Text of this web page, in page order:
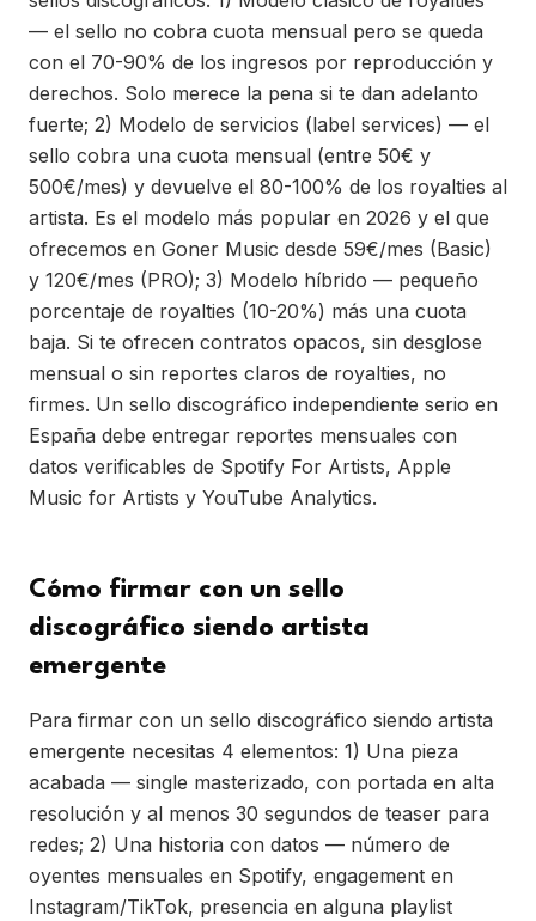
— el sello no cobra cuota mensual pero se queda
con el 70-90% de los ingresos por reproducción y
derechos. Solo merece la pena si te dan adelanto
fuerte; 2) Modelo de servicios (label services) — el
sello cobra una cuota mensual (entre 50€ y
500€/mes) y devuelve el 80-100% de los royalties al
artista. Es el modelo más popular en 2026 y el que
ofrecemos en Goner Music desde 59€/mes (Basic)
y 120€/mes (PRO); 3) Modelo híbrido — pequeño
porcentaje de royalties (10-20%) más una cuota
baja. Si te ofrecen contratos opacos, sin desglose
mensual o sin reportes claros de royalties, no
firmes. Un sello discográfico independiente serio en
España debe entregar reportes mensuales con
datos verificables de Spotify For Artists, Apple
Music for Artists y YouTube Analytics.
Cómo firmar con un sello
discográfico siendo artista
emergente
Para firmar con un sello discográfico siendo artista
emergente necesitas 4 elementos: 1) Una pieza
acabada — single masterizado, con portada en alta
resolución y al menos 30 segundos de teaser para
redes; 2) Una historia con datos — número de
oyentes mensuales en Spotify, engagement en
Instagram/TikTok, presencia en alguna playlist